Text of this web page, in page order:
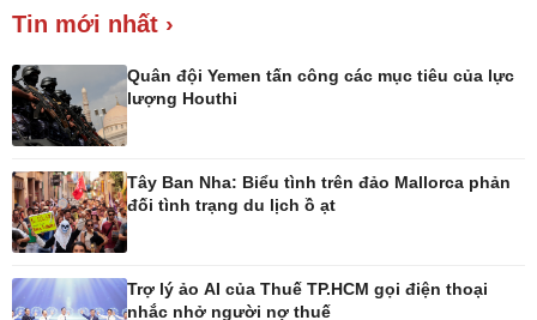
Đảng
Tổ chức nhân sự
Quốc hội
Tin 24h
Việc làm
Biển đảo
Thế giới
Multimedia
Tin mới nhất ›
Quân đội Yemen tấn công các mục tiêu của lực
lượng Houthi
Tây Ban Nha: Biểu tình trên đảo Mallorca phản
đối tình trạng du lịch ồ ạt
Trợ lý ảo AI của Thuế TP.HCM gọi điện thoại
nhắc nhở người nợ thuế